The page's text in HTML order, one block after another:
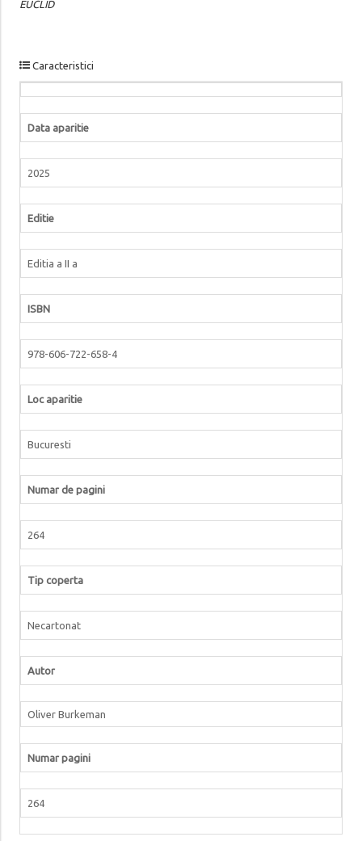
EUCLID
Caracteristici
Data aparitie
2025
Editie
Editia a II a
ISBN
978-606-722-658-4
Loc aparitie
Bucuresti
Numar de pagini
264
Tip coperta
Necartonat
Autor
Oliver Burkeman
Numar pagini
264